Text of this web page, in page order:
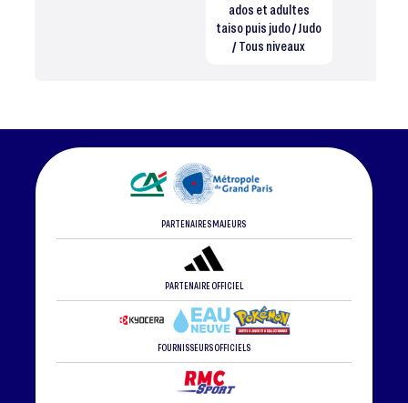
ados et adultes
taiso puis judo / Judo
/ Tous niveaux
PARTENAIRES MAJEURS
PARTENAIRE OFFICIEL
FOURNISSEURS OFFICIELS